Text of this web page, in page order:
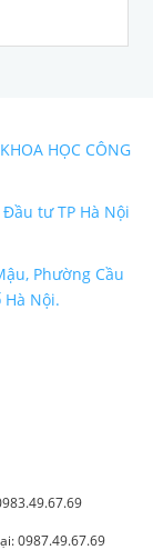
HỌC CÔNG
tư TP Hà Nội
Phường Cầu
Hà Nội.
0987.49.67.69